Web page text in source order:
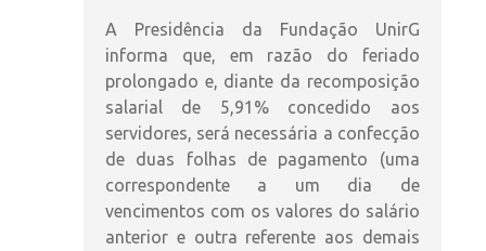
A Presidência da Fundação UnirG
informa que, em razão do feriado
prolongado e, diante da recomposição
salarial de 5,91% concedido aos
servidores, será necessária a confecção
de duas folhas de pagamento (uma
correspondente a um dia de
vencimentos com os valores do salário
anterior e outra referente aos demais